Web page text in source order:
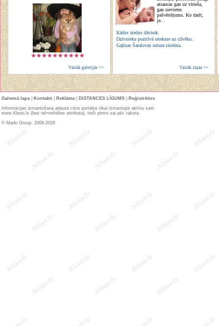
Vairāk galerijās >>
atsaucas gan uz vīrieša,
gan sievietes
pašvērtējumu. Ko darīt,
ja...
Kādus ziedus dāvināt.
Dzīvnieku pozitīvā ietekme uz cilvēku.
Gaļinas Šatalovas uztura sistēma.
Vairāk ziņas >>
Galvenā lapa Kontakti Reklāma DISTANCES LĪGUMS
Reģistrēties
Informācijas izmantošana atļauta citos portālos tikai izmantojot aktīvu saiti
www.Kleoo.lv (bez rel=nofollow attributa), tieši pirms vai pēc raksta
© Marki Group, 2006-2026